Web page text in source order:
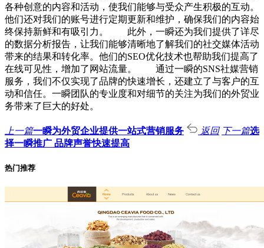
各种创意的内容和活动，使我们能够与受众产生积极的互动。
他们还对我们的账号进行定期更新和维护，确保我们的内容始
终保持新鲜和有吸引力。 此外，一瞬还为我们提供了详尽
的数据分析报告，让我们能够清晰地了解我们的社交媒体活动
带来的结果和转化率。他们的SEO优化技术也帮助我们提高了
在线可见性，增加了网站流量。 通过一瞬的SNS社媒营销
服务，我们不仅实现了品牌的快速增长，还建立了与客户的互
动和信任。一瞬团队的专业度和对细节的关注为我们的外贸业
务带来了巨大的好处。
上一篇一瞬为外贸企业提供一站式营销服务 返回 下一篇选
择一瞬推广 品牌声誉快速提高
热门推荐